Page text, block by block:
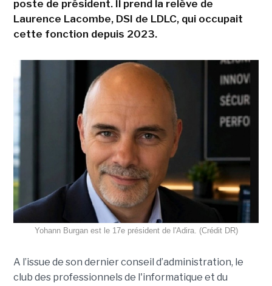
poste de président. Il prend la relève de
Laurence Lacombe, DSI de LDLC, qui occupait
cette fonction depuis 2023.
Yohann Burgan est le 17e président de l'Adira. (Crédit DR)
A l’issue de son dernier conseil d’administration, le
club des professionnels de l'informatique et du